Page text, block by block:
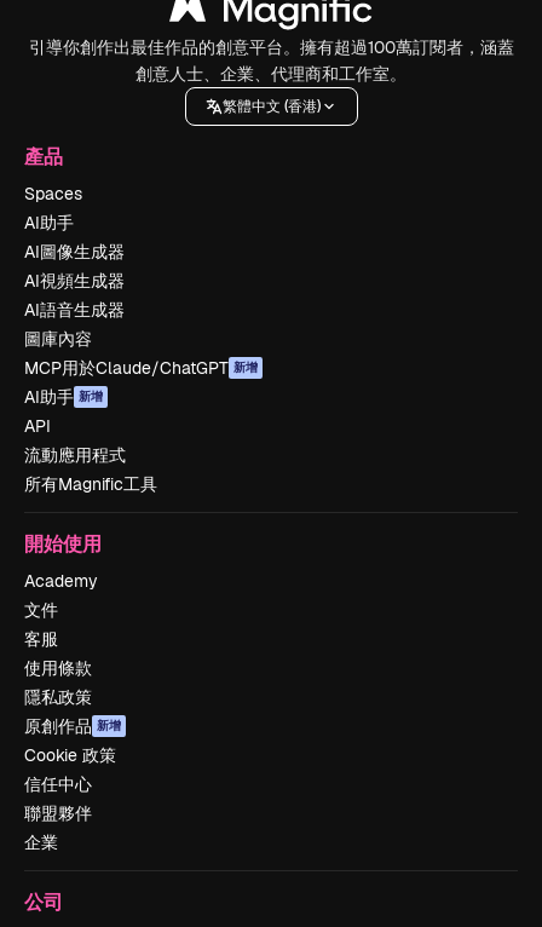
引導你創作出最佳作品的創意平台。擁有超過100萬訂閱者，涵蓋
創意人士、企業、代理商和工作室。
繁體中文 (香港)
產品
Spaces
AI助手
AI圖像生成器
AI視頻生成器
AI語音生成器
圖庫內容
MCP用於Claude/ChatGPT 新增
AI助手 新增
API
流動應用程式
所有Magnific工具
開始使用
Academy
文件
客服
使用條款
隱私政策
原創作品 新增
Cookie 政策
信任中心
聯盟夥伴
企業
公司